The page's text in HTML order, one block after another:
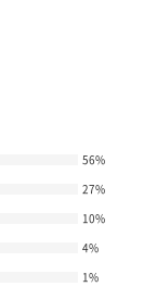
56%
27%
10%
4%
1%